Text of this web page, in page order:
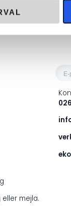
*
mejla.